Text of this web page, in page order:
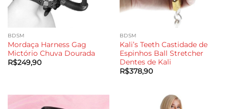
BDSM
Mordaça Harness Gag
Mictório Chuva Dourada
R$249,90
BDSM
Kali’s Teeth Castidade de
Espinhos Ball Stretcher
Dentes de Kali
R$378,90